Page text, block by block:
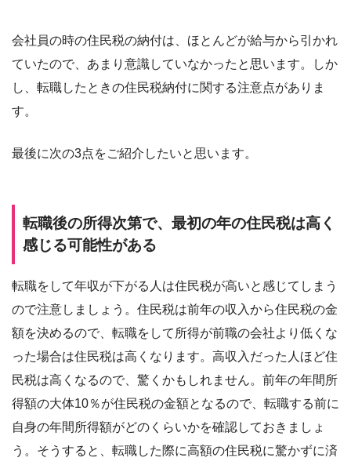
会社員の時の住民税の納付は、ほとんどが給与から引かれ
ていたので、あまり意識していなかったと思います。しか
し、転職したときの住民税納付に関する注意点がありま
す。
最後に次の3点をご紹介したいと思います。
転職後の所得次第で、最初の年の住民税は高く
感じる可能性がある
転職をして年収が下がる人は住民税が高いと感じてしまう
ので注意しましょう。住民税は前年の収入から住民税の金
額を決めるので、転職をして所得が前職の会社より低くな
った場合は住民税は高くなります。高収入だった人ほど住
民税は高くなるので、驚くかもしれません。前年の年間所
得額の大体10％が住民税の金額となるので、転職する前に
自身の年間所得額がどのくらいかを確認しておきましょ
う。そうすると、転職した際に高額の住民税に驚かずに済